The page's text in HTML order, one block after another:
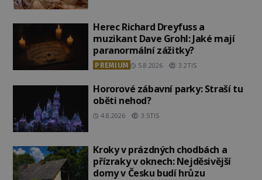
Herec Richard Dreyfuss a
muzikant Dave Grohl: Jaké mají
paranormální zážitky?
PREMIUM 5.8.2026 3.2TIS
Hororové zábavní parky: Straší tu
oběti nehod?
4.8.2026 3.5TIS
Kroky v prázdných chodbách a
přízraky v oknech: Nejděsivější
domy v Česku budí hrůzu